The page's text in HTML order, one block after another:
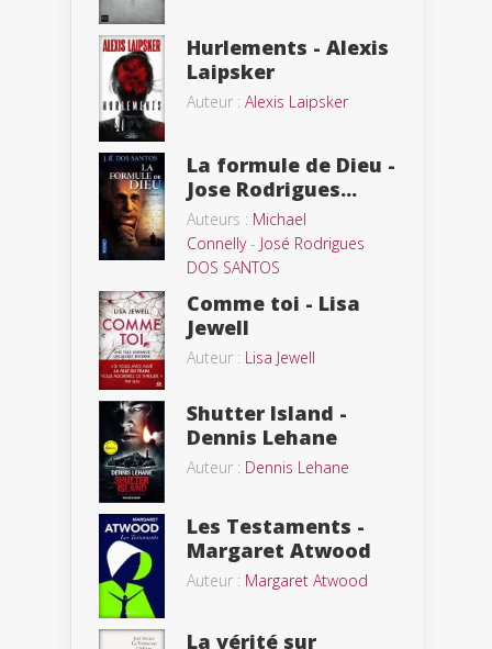
Hurlements - Alexis
Laipsker
Auteur : Alexis Laipsker
La formule de Dieu -
Jose Rodrigues...
Auteurs : Michael
Connelly- José Rodrigues
DOS SANTOS
Comme toi - Lisa
Jewell
Auteur : Lisa Jewell
Shutter Island -
Dennis Lehane
Auteur : Dennis Lehane
Les Testaments -
Margaret Atwood
Auteur : Margaret Atwood
La vérité sur